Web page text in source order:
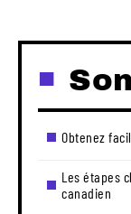
Obtenez
Les étapes
canadien